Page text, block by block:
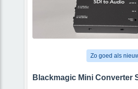
Zo goed als
Blackmagic Mini Converter